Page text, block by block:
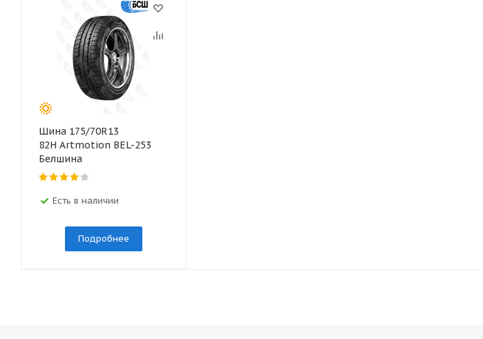
Шина 175/70R13
82H Artmotion BEL-253
Белшина
Есть в наличии
Подробнее